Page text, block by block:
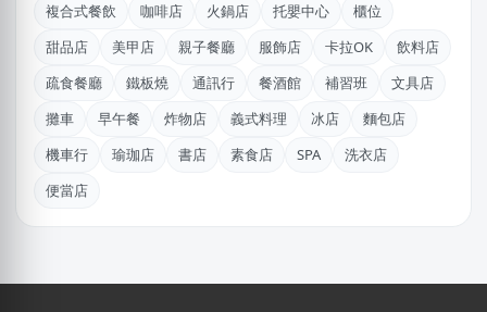
姜X炮
桃園市｜預算 30萬~50萬元
高雄市｜預算 30萬~50萬元
台北市｜預算 30萬~50萬元
複合式餐飲 咖啡店 火鍋店 托嬰中心
櫃位
甜品店
美甲店 親子餐廳 服飾店 卡拉OK
飲料店
疏食餐廳
鐵板燒 通訊行 餐酒館 補習班
文具店
攤車
早午餐 炸物店 義式料理 冰店
麵包店
機車行
瑜珈店 書店 素食店 SPA
洗衣店
便當店